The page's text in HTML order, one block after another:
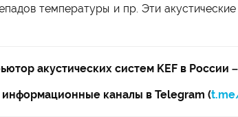
температуры и пр. Эти
акустических систем KEF в России
каналы в Telegram (